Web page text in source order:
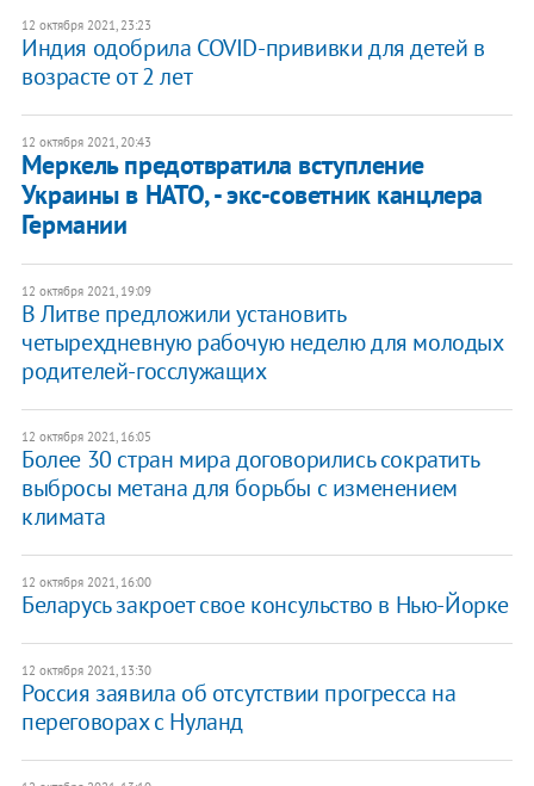
12 октября 2021, 23:23
Индия одобрила COVID-прививки для детей в
возрасте от 2 лет
12 октября 2021, 20:43
Меркель предотвратила вступление
Украины в НАТО, - экс-советник канцлера
Германии
12 октября 2021, 19:09
В Литве предложили установить
четырехдневную рабочую неделю для молодых
родителей-госслужащих
12 октября 2021, 16:05
Более 30 стран мира договорились сократить
выбросы метана для борьбы с изменением
климата
12 октября 2021, 16:00
Беларусь закроет свое консульство в Нью-Йорке
12 октября 2021, 13:30
Россия заявила об отсутствии прогресса на
переговорах с Нуланд